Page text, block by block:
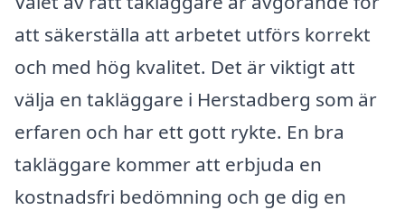
att säkerställa att arbetet utförs korrekt
och med hög kvalitet. Det är viktigt att
välja en takläggare i Herstadberg som är
erfaren och har ett gott rykte. En bra
takläggare kommer att erbjuda en
kostnadsfri bedömning och ge dig en